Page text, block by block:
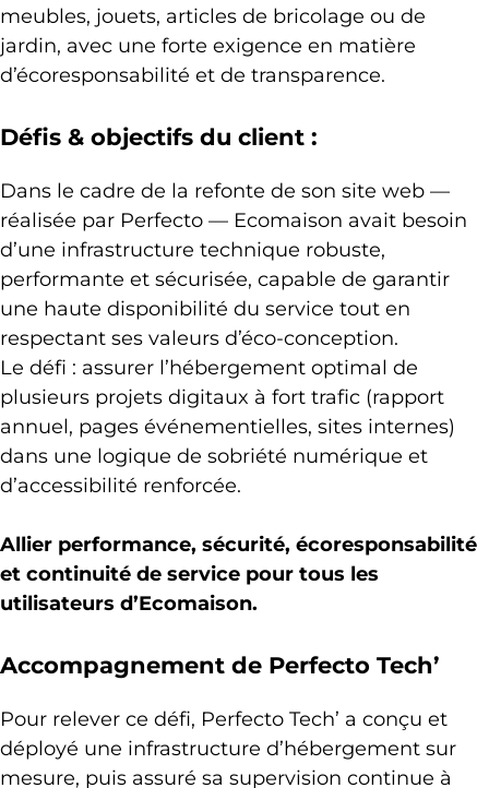
meubles, jouets, articles de bricolage ou de
jardin, avec une forte exigence en matière
d’écoresponsabilité et de transparence.
Défis & objectifs du client :
Dans le cadre de la refonte de son site web —
réalisée par Perfecto — Ecomaison avait besoin
d’une infrastructure technique robuste,
performante et sécurisée, capable de garantir
une haute disponibilité du service tout en
respectant ses valeurs d’éco-conception.
Le défi : assurer l’hébergement optimal de
plusieurs projets digitaux à fort trafic (rapport
annuel, pages événementielles, sites internes)
dans une logique de sobriété numérique et
d’accessibilité renforcée.
Allier performance, sécurité, écoresponsabilité
et continuité de service pour tous les
utilisateurs d’Ecomaison.
Accompagnement de Perfecto Tech’
Pour relever ce défi, Perfecto Tech’ a conçu et
déployé une infrastructure d’hébergement sur
mesure, puis assuré sa supervision continue à